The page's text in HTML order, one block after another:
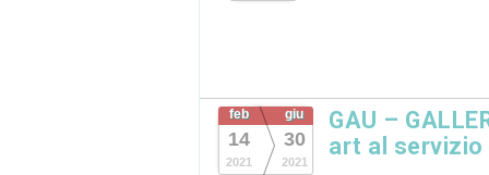
feb
14
2021
giu
30
2021
GAU –
art al servizio